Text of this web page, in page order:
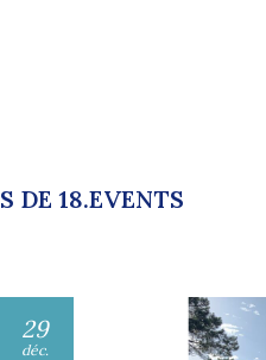
DE 18.EVENTS
29
déc.